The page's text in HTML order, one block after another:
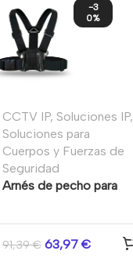
-3
0%
CCTV IP, Soluciones IP,
Soluciones para
Cuerpos y Fuerzas de
Seguridad
Arnés de pecho para
91,39€ 63,97 €